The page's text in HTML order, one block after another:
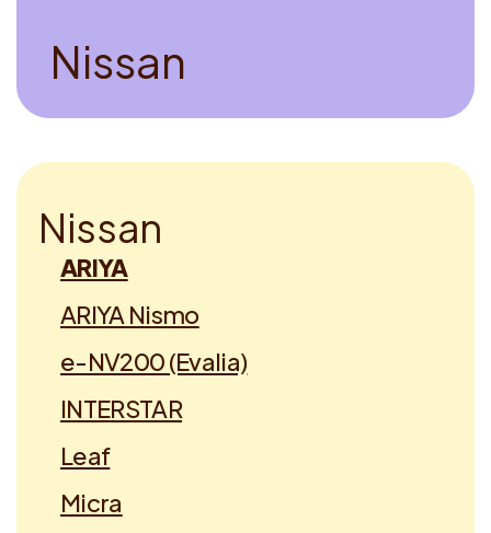
Nissan
Nissan
ARIYA
ARIYA Nismo
e-NV200 (Evalia)
INTERSTAR
Leaf
Micra